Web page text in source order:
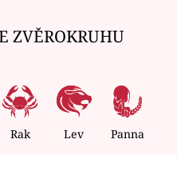
ZVĚROKRUHU
Rak Lev Panna